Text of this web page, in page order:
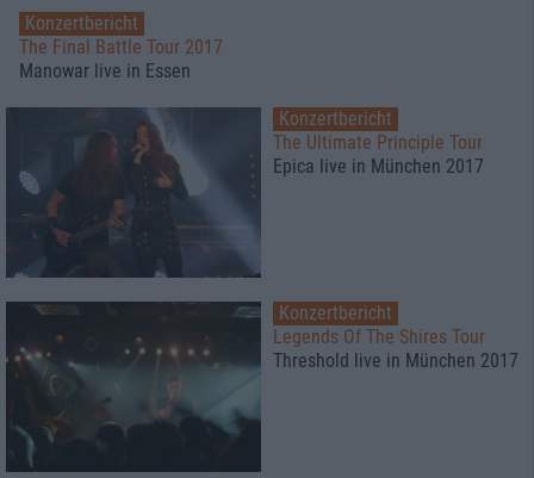
Konzertbericht
The Final Battle Tour 2017
Manowar live in Essen
Konzertbericht
The Ultimate Principle Tour
Epica live in München 2017
Konzertbericht
Legends Of The Shires Tour
Threshold live in München 2017